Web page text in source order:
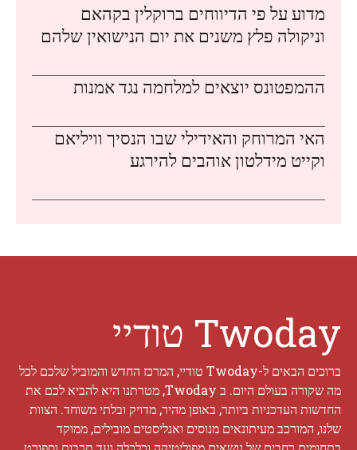
מדוע על פי הדיווחים ברוקלין בקהאם
וניקולה פלץ משנים את יום הנישואין שלהם
ההמפטונס יוצאים למלחמה נגד אמנות
האי המרוחק והאידילי שבו הנסיך וויליאם
וקייט מידלטון אוהבים להירגע
Twoday טודיי
ברוכים הבאים ל-Twoday טודיי, המרכז החדש והמוביל שלכם לכל
מה שקורה בעולם היום. ב Twoday, מטרתנו היא להביא לכם את
החדשות העדכניות ביותר, באופן מהיר, מדויק ובלתי משוחד. הצוות
שלנו, המורכב מעיתונאים מנוסים ואנליסטים מובילים, ממוקד